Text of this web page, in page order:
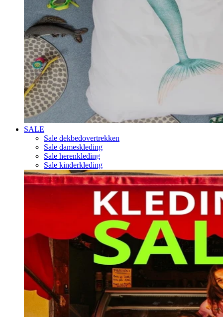
SALE
Sale dekbedovertrekken
Sale dameskleding
Sale herenkleding
Sale kinderkleding